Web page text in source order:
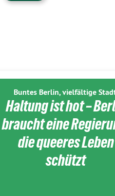
Buntes Berlin, vielfältige
Haltung ist hot –
braucht eine
die queeres Leben
schützt